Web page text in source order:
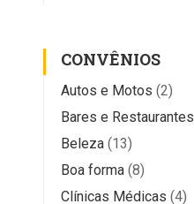
CONVÊNIOS
Autos e Motos (2)
Bares e Restaurantes
Beleza(13)
Boa forma(8)
Clínicas Médicas (4)